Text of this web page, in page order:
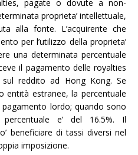
pagate o dovute a non-
proprieta’ intellettuale,
alla fonte. L’acquirente che
per l’utilizzo della proprieta’
una determinata percentuale
il pagamento delle royalties
reddito ad Hong Kong. Se
entità estranee, la percentuale
pagamento lordo; quando sono
e’ del 16.5%. Il
beneficiare di tassi diversi nel
imposizione.